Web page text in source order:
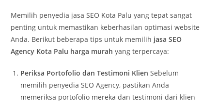
Memilih penyedia jasa SEO Kota Palu yang tepat sangat
penting untuk memastikan keberhasilan optimasi website
Anda. Berikut beberapa tips untuk memilih jasa SEO
Agency Kota Palu harga murah yang terpercaya:
Periksa Portofolio dan Testimoni Klien Sebelum
memilih penyedia SEO Agency, pastikan Anda
memeriksa portofolio mereka dan testimoni dari klien